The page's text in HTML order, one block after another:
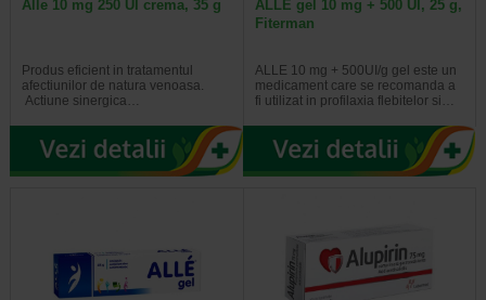
Alle 10 mg 250 UI crema, 35 g
Produs eficient in tratamentul
afectiunilor de natura venoasa.
Actiune sinergica…
ALLÉ gel 10 mg + 500 UI, 25 g,
Fiterman
ALLE 10 mg + 500UI/g gel este un
medicament care se recomanda a
fi utilizat in profilaxia flebitelor si…